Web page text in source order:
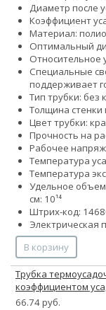
Диаметр после
Коэффициент
Материал:
Оптимальный
Относительное
Специальные
поддерживает
Тип трубки: без
Толщина стенки
Цвет трубки:
Прочность на
Рабочее
Температура
Температура
Удельное
см: 10¹⁴
Штрих-код:
Электрическая
В корзину
Трубка
коэффициентом
66.74 руб.